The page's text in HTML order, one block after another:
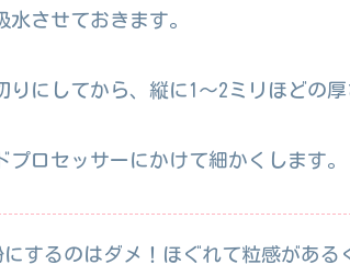
させておきます。
りにしてから、縦に1〜2ミリほどの厚
ロセッサーにかけて細かくします。
にするのはダメ！ほぐれて粒感がある